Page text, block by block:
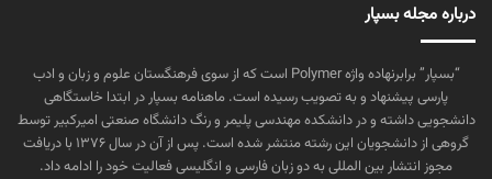
درباره مجله بسپار
“بسپار” برابرنهاده واژه Polymer است که از سوی فرهنگستان علوم و زبان و ادب
پارسی پیشنهاد و به تصویب رسیده است. ماهنامه بسپار در ابتدا خاستگاهی
دانشجویی داشته و در دانشکده مهندسی پلیمر و رنگ دانشگاه صنعتی امیرکبیر توسط
گروهی از دانشجویان این رشته منتشر شده است. پس از آن در سال ۱۳۷۶ با دریافت
مجوز انتشار بین المللی به دو زبان فارسی و انگلیسی فعالیت خود را ادامه داد.